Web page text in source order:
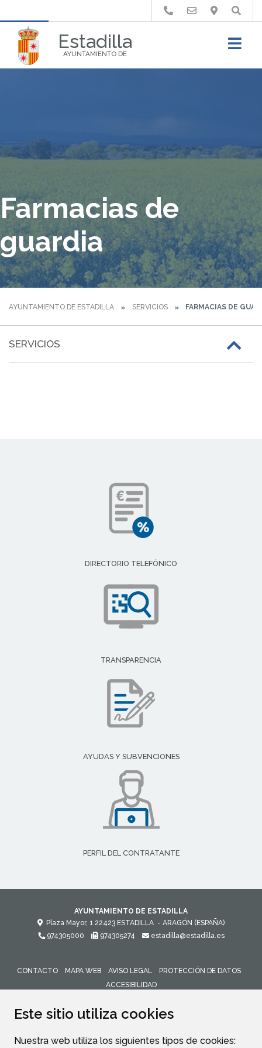
Este sitio utiliza cookies
Nuestra web utiliza los siguientes tipos de cookies:
Estadilla
AYUNTAMIENTO DE
Buscar
Farmacias de
guardia
AYUNTAMIENTO DE ESTADILLA SERVICIOS FARMACIAS DE
SERVICIOS
DIRECTORIO TELEFÓNICO
TRANSPARENCIA
AYUDAS Y SUBVENCIONES
PERFIL DEL CONTRATANTE
AYUNTAMIENTO DE ESTADILLA
Plaza Mayor, 1 22423 ESTADILLA - ARAGÓN (ESPAÑA)
974305000
974305274 estadilla@estadilla.es
CONTACTO MAPA WEB AVISO LEGAL
PROTECCIÓN DE DATOS
ACCESIBILIDAD